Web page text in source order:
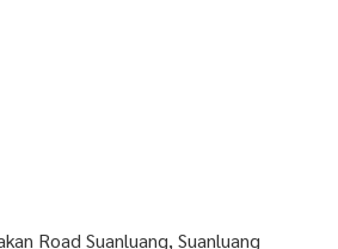
Road Suanluang, Suanluang